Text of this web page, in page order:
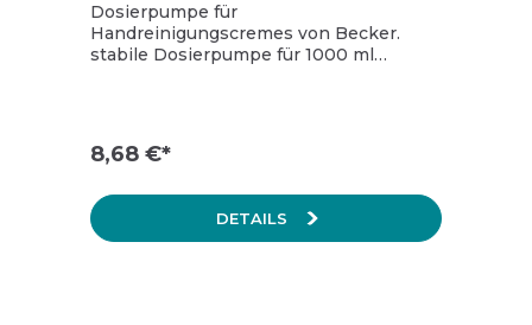
Dosierpumpe für
Handreinigungscremes von Becker.
stabile Dosierpumpe für 1000 ml
8,68 €*
DETAILS